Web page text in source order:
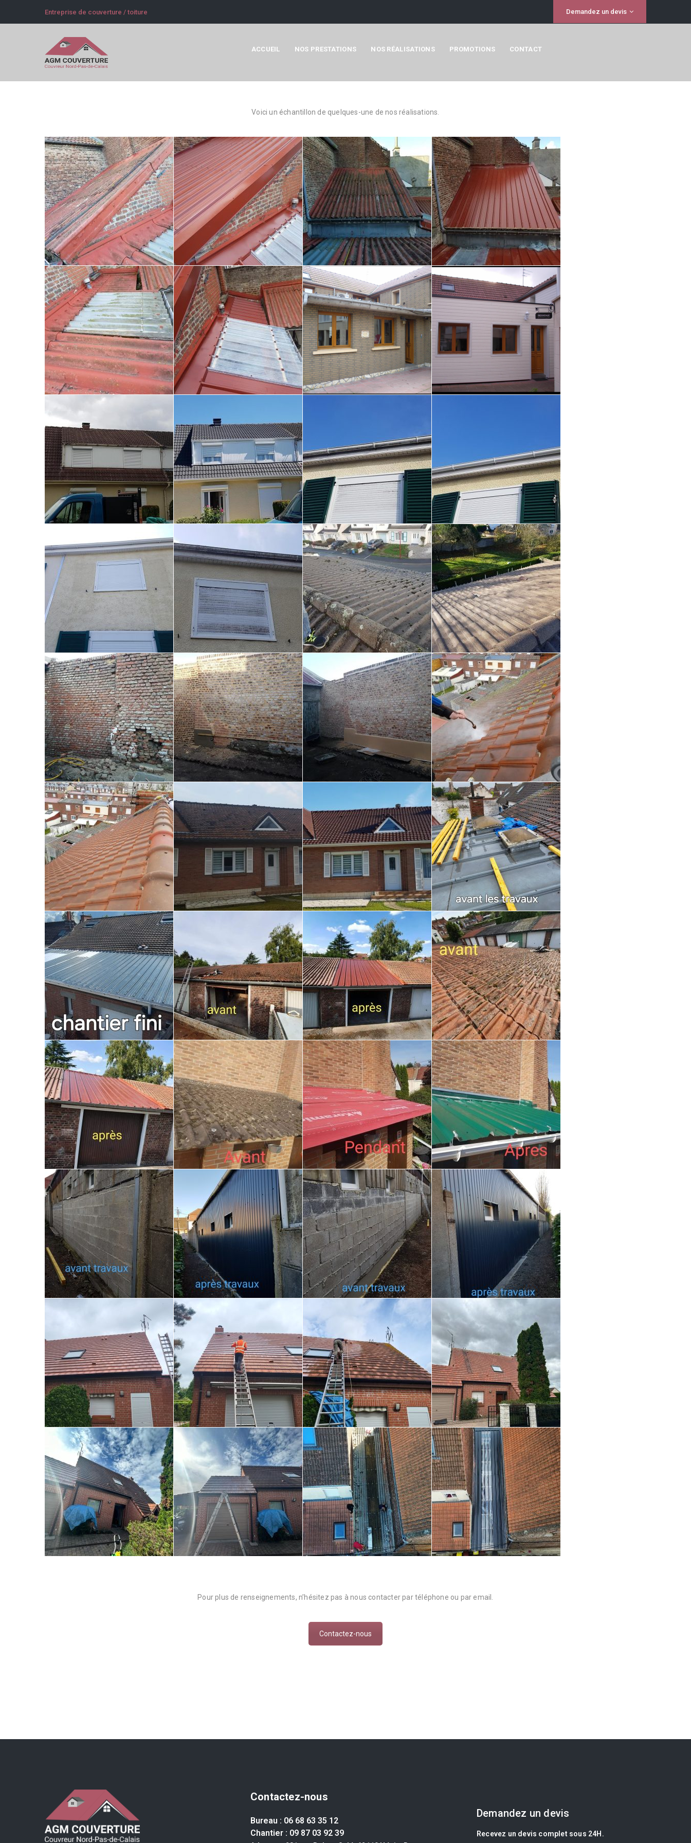
Entreprise de couverture / toiture Demandez un devis
ACCUEIL NOS PRESTATIONS NOS RÉALISATIONS PROMOTIONS CONTACT
Voici un échantillon de quelques-une de nos réalisations.
Pour plus de renseignements, n’hésitez pas à nous contacter par téléphone ou par email.
Contactez-nous
Contactez-nous
Bureau : 06 68 63 35 12
Chantier : 09 87 03 92 39
Demandez un devis
Recevez un devis complet sous 24H.